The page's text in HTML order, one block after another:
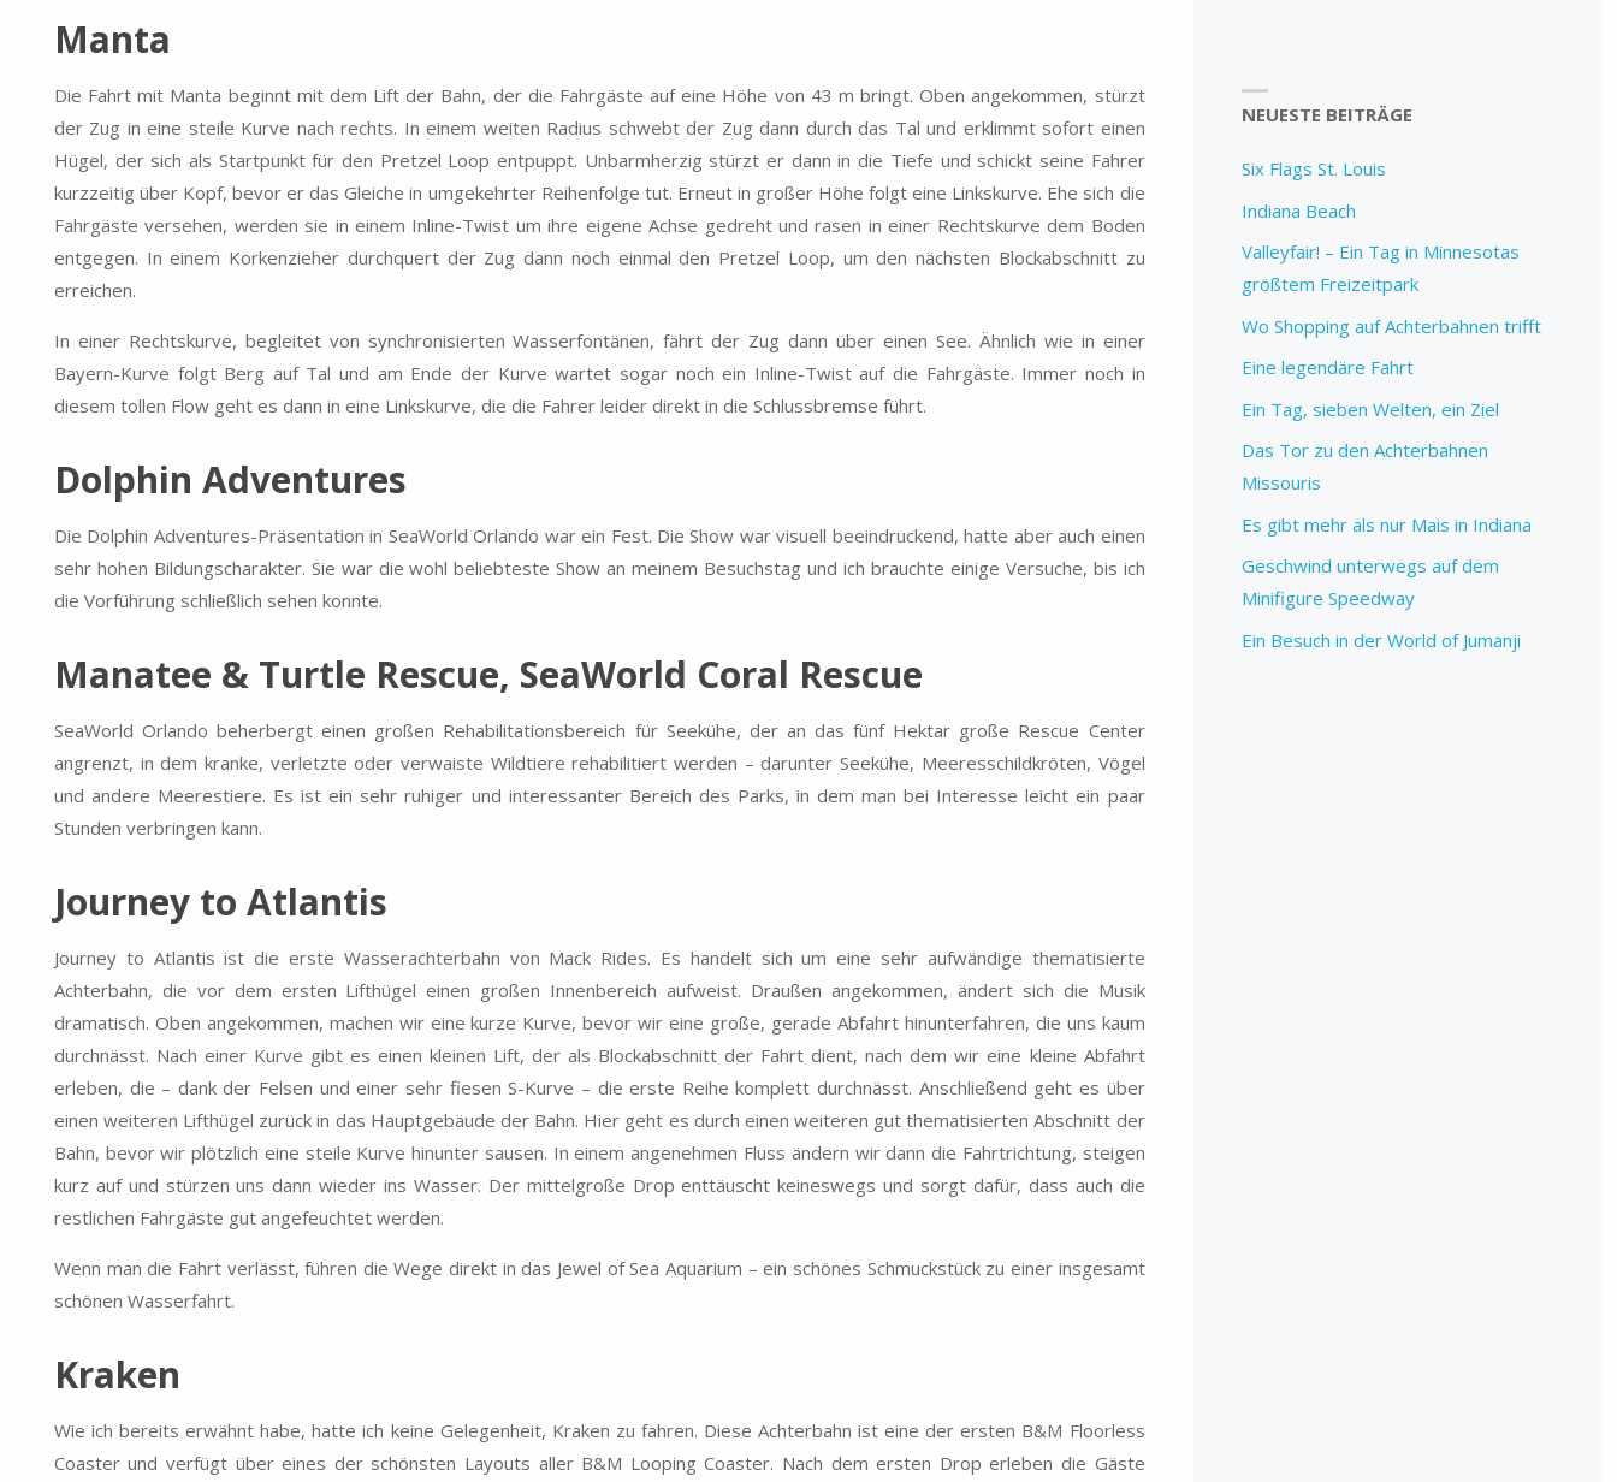
Manta
Die Fahrt mit Manta beginnt mit dem Lift der Bahn, der die Fahrgäste auf eine Höhe von 43 m bringt. Oben angekommen, stürzt
der Zug in eine steile Kurve nach rechts. In einem weiten Radius schwebt der Zug dann durch das Tal und erklimmt sofort einen
Hügel, der sich als Startpunkt für den Pretzel Loop entpuppt. Unbarmherzig stürzt er dann in die Tiefe und schickt seine Fahrer
kurzzeitig über Kopf, bevor er das Gleiche in umgekehrter Reihenfolge tut. Erneut in großer Höhe folgt eine Linkskurve. Ehe sich die
Fahrgäste versehen, werden sie in einem Inline-Twist um ihre eigene Achse gedreht und rasen in einer Rechtskurve dem Boden
entgegen. In einem Korkenzieher durchquert der Zug dann noch einmal den Pretzel Loop, um den nächsten Blockabschnitt zu
erreichen.
In einer Rechtskurve, begleitet von synchronisierten Wasserfontänen, fährt der Zug dann über einen See. Ähnlich wie in einer
Bayern-Kurve folgt Berg auf Tal und am Ende der Kurve wartet sogar noch ein Inline-Twist auf die Fahrgäste. Immer noch in
diesem tollen Flow geht es dann in eine Linkskurve, die die Fahrer leider direkt in die Schlussbremse führt.
Dolphin Adventures
Die Dolphin Adventures-Präsentation in SeaWorld Orlando war ein Fest. Die Show war visuell beeindruckend, hatte aber auch einen
sehr hohen Bildungscharakter. Sie war die wohl beliebteste Show an meinem Besuchstag und ich brauchte einige Versuche, bis ich
die Vorführung schließlich sehen konnte.
Manatee & Turtle Rescue, SeaWorld Coral Rescue
SeaWorld Orlando beherbergt einen großen Rehabilitationsbereich für Seekühe, der an das fünf Hektar große Rescue Center
angrenzt, in dem kranke, verletzte oder verwaiste Wildtiere rehabilitiert werden – darunter Seekühe, Meeresschildkröten, Vögel
und andere Meerestiere. Es ist ein sehr ruhiger und interessanter Bereich des Parks, in dem man bei Interesse leicht ein paar
Stunden verbringen kann.
Journey to Atlantis
Journey to Atlantis ist die erste Wasserachterbahn von Mack Rides. Es handelt sich um eine sehr aufwändige thematisierte
Achterbahn, die vor dem ersten Lifthügel einen großen Innenbereich aufweist. Draußen angekommen, ändert sich die Musik
dramatisch. Oben angekommen, machen wir eine kurze Kurve, bevor wir eine große, gerade Abfahrt hinunterfahren, die uns kaum
durchnässt. Nach einer Kurve gibt es einen kleinen Lift, der als Blockabschnitt der Fahrt dient, nach dem wir eine kleine Abfahrt
erleben, die – dank der Felsen und einer sehr fiesen S-Kurve – die erste Reihe komplett durchnässt. Anschließend geht es über
einen weiteren Lifthügel zurück in das Hauptgebäude der Bahn. Hier geht es durch einen weiteren gut thematisierten Abschnitt der
Bahn, bevor wir plötzlich eine steile Kurve hinunter sausen. In einem angenehmen Fluss ändern wir dann die Fahrtrichtung, steigen
kurz auf und stürzen uns dann wieder ins Wasser. Der mittelgroße Drop enttäuscht keineswegs und sorgt dafür, dass auch die
restlichen Fahrgäste gut angefeuchtet werden.
Wenn man die Fahrt verlässt, führen die Wege direkt in das Jewel of Sea Aquarium – ein schönes Schmuckstück zu einer insgesamt
schönen Wasserfahrt.
Kraken
Wie ich bereits erwähnt habe, hatte ich keine Gelegenheit, Kraken zu fahren. Diese Achterbahn ist eine der ersten B&M Floorless
Coaster und verfügt über eines der schönsten Layouts aller B&M Looping Coaster. Nach dem ersten Drop erleben die Gäste
NEUESTE BEITRÄGE
Six Flags St. Louis
Indiana Beach
Valleyfair! – Ein Tag in Minnesotas
größtem Freizeitpark
Wo Shopping auf Achterbahnen trifft
Eine legendäre Fahrt
Ein Tag, sieben Welten, ein Ziel
Das Tor zu den Achterbahnen
Missouris
Es gibt mehr als nur Mais in Indiana
Geschwind unterwegs auf dem
Minifigure Speedway
Ein Besuch in der World of Jumanji